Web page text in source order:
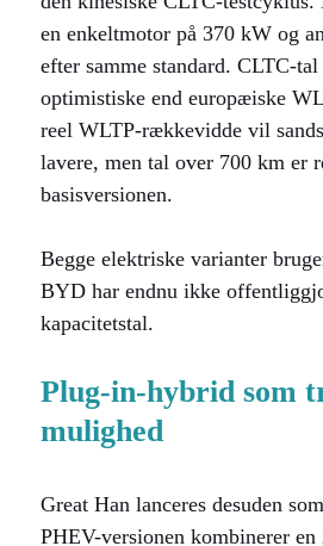
en enkeltmotor på 370 kW og
efter samme standard. CLTC-
optimistiske end europæiske
reel WLTP-rækkevidde vil
lavere, men tal over 700 km er
basisversionen.
Begge elektriske varianter
BYD har endnu ikke
kapacitetstal.
Plug-in-hybrid som
mulighed
Great Han lanceres desuden
PHEV-versionen kombinerer